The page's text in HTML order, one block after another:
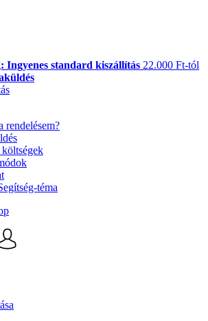
Ingyenes standard kiszállítás 22.000 Ft-tól
rendelésem?
téma